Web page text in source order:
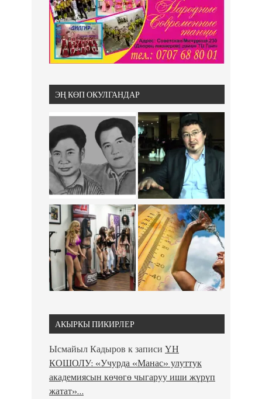
ЭҢ КӨП ОКУЛГАНДАР
АКЫРКЫ ПИКИРЛЕР
Ысмайыл Кадыров к записи ҮН
КОШОЛУ: «Учурда «Манас» улуттук
академиясын көчөгө чыгаруу иши жүрүп
жатат»…